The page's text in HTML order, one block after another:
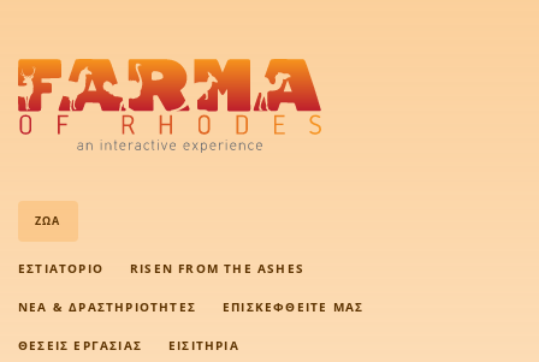
ΖΏΑ
ΕΣΤΙΑΤΌΡΙΟ RISEN FROM THE ASHES
ΝΈΑ & ΔΡΑΣΤΗΡΙΌΤΗΤΕΣ ΕΠΙΣΚΕΦΘΕΊΤΕ ΜΑΣ
ΘΈΣΕΙΣ ΕΡΓΑΣΊΑΣ ΕΙΣΙΤΉΡΙΑ